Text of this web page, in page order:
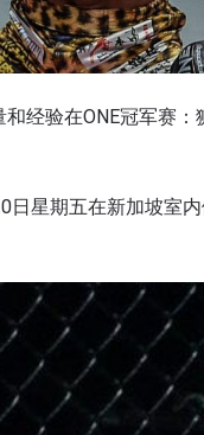
经验在ONE冠军赛
日星期五在新加坡室